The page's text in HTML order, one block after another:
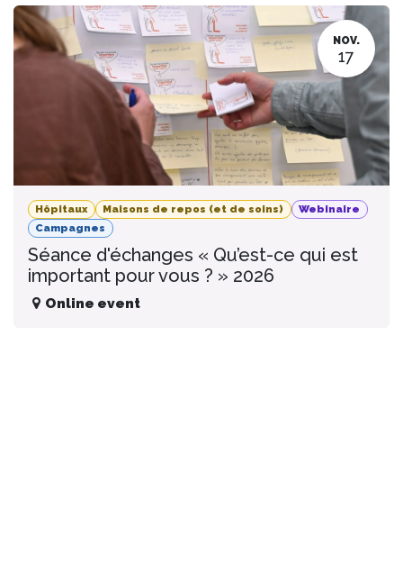
NOV.
17
Hôpitaux Maisons de repos (et de soins)
Webinaire
Campagnes
Séance d'échanges « Qu’est-ce qui est
important pour vous ? » 2026
Online event